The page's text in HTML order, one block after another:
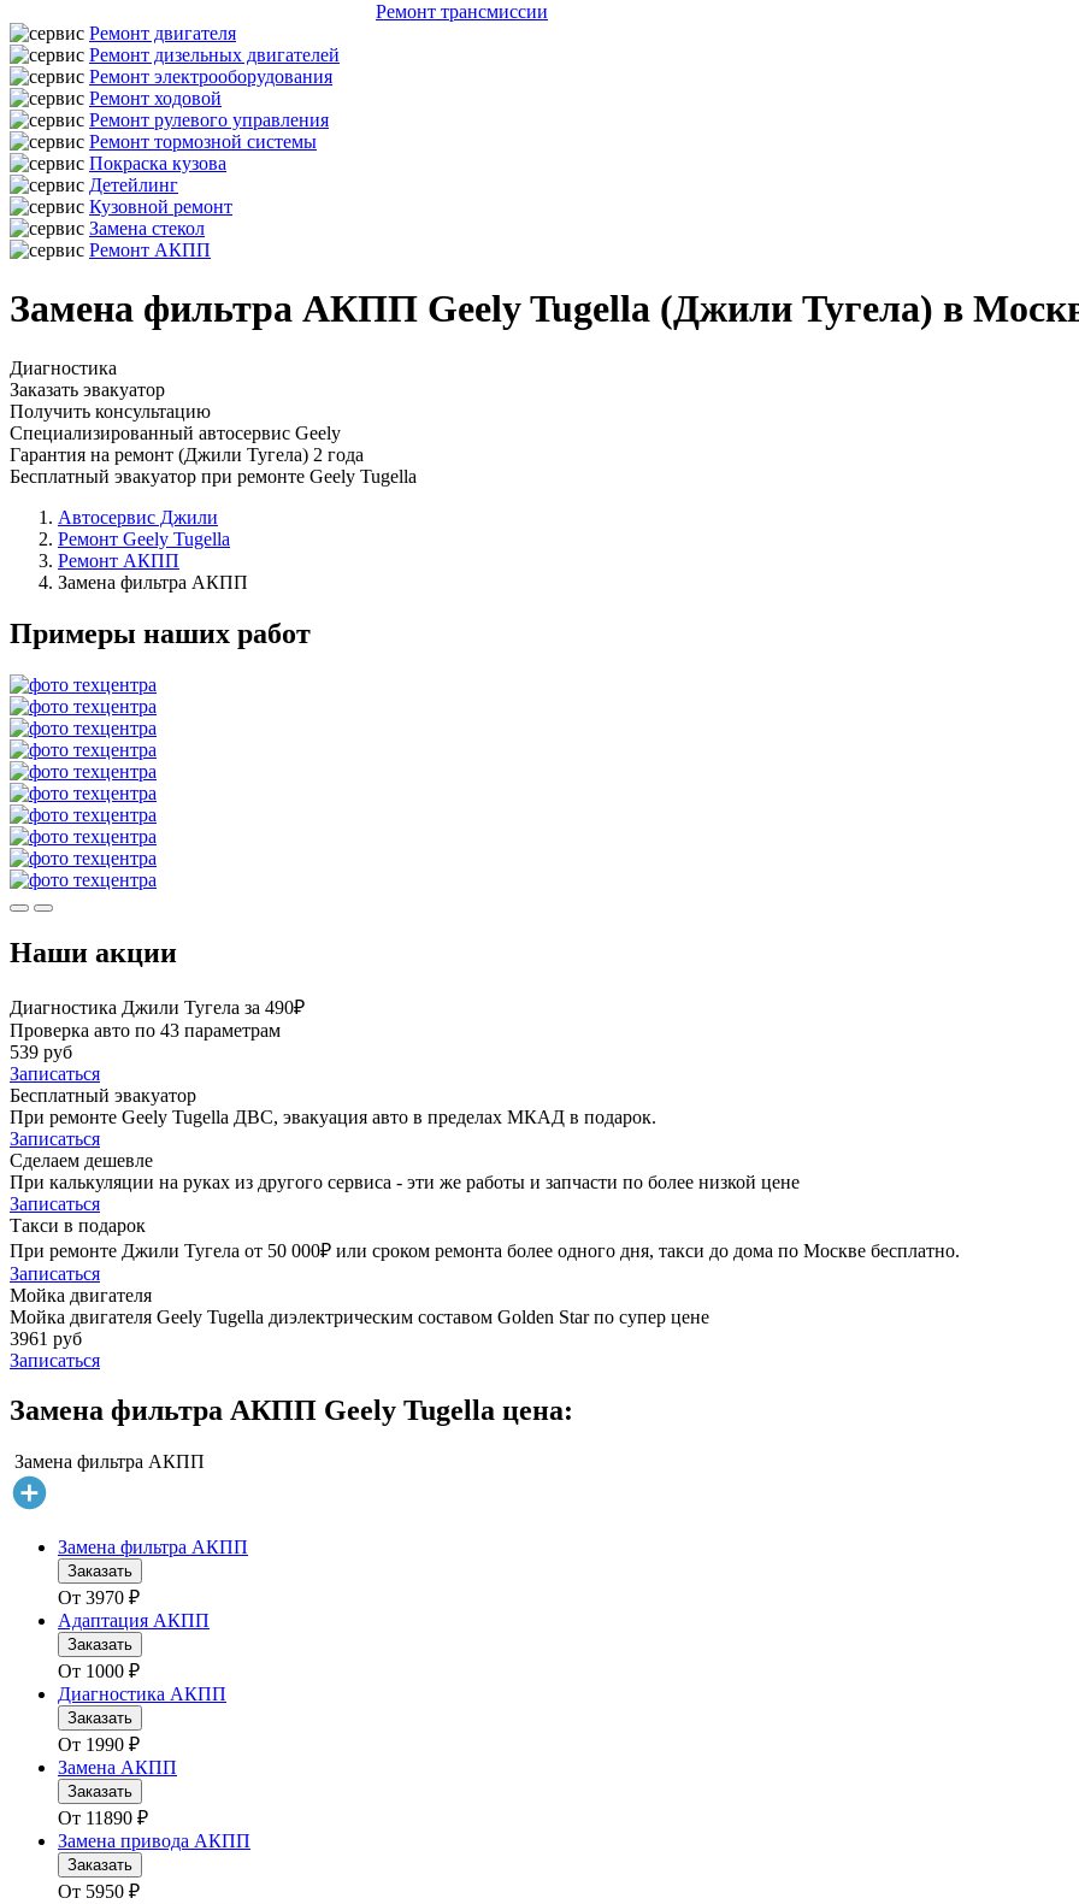
Ремонт трансмиссии
Ремонт двигателя
Ремонт дизельных двигателей
Ремонт электрооборудования
Ремонт ходовой
Ремонт рулевого управления
Ремонт тормозной системы
Покраска кузова
Детейлинг
Кузовной ремонт
Замена стекол
Ремонт АКПП
Замена фильтра АКПП Geely Tugella (Джили Тугела) в
Диагностика
Заказать эвакуатор
Получить консультацию
Специализированный автосервис Geely
Гарантия на ремонт (Джили Тугела) 2 года
Бесплатный эвакуатор при ремонте Geely Tugella
Автосервис Джили
Ремонт Geely Tugella
Ремонт АКПП
Замена фильтра АКПП
Примеры наших работ
Наши акции
Диагностика Джили Тугела за 490₽
Проверка авто по 43 параметрам
539 руб
Записаться
Бесплатный эвакуатор
При ремонте Geely Tugella ДВС, эвакуация авто в пределах МКАД в подарок.
Записаться
Сделаем дешевле
При калькуляции на руках из другого сервиса - эти же работы и запчасти по более низкой цене
Записаться
Такси в подарок
При ремонте Джили Тугела от 50 000₽ или сроком ремонта более одного дня, такси до дома по Москве бесплатно.
Записаться
Мойка двигателя
Мойка двигателя Geely Tugella диэлектрическим составом Golden Star по супер цене
3961 руб
Записаться
Замена фильтра АКПП Geely Tugella цена:
Замена фильтра АКПП
Замена фильтра АКПП
Заказать
От 3970 ₽
Адаптация АКПП
Заказать
От 1000 ₽
Диагностика АКПП
Заказать
От 1990 ₽
Замена АКПП
Заказать
От 11890 ₽
Замена привода АКПП
Заказать
От 5950 ₽